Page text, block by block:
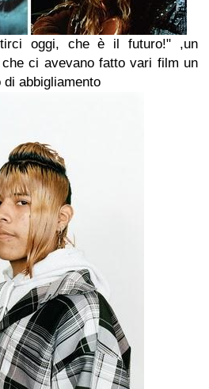
oggi, che è il futuro!" ,un
ci avevano fatto vari film un
abbigliamento